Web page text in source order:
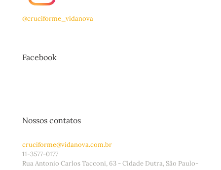
@cruciforme_vidanova
Facebook
Nossos contatos
cruciforme@vidanova.com.br
11-3577-0177
Rua Antonio Carlos Tacconi, 63 - Cidade Dutra, São Paulo-